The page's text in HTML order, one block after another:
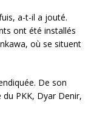
a-t-il a jouté.
ont été installés
où se situent
De son
PKK, Dyar Denir,